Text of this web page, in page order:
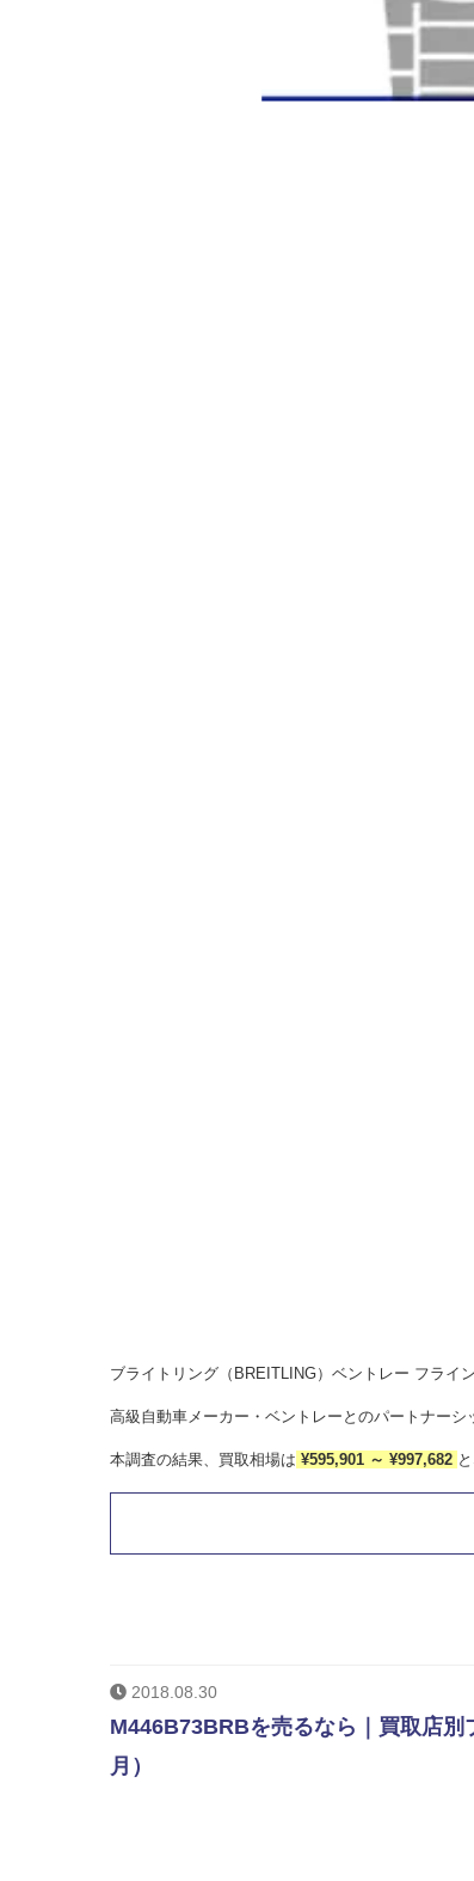
ブライトリング（BREITLING）ベントレー フライ
高級自動車メーカー・ベントレーとのパートナー
本調査の結果、買取相場は ¥595,901 ～ ¥997,682
2018.08.30
M446B73BRBを売るなら｜買取店
月）